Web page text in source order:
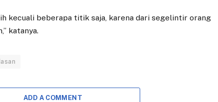
kecuali beberapa titik saja, karena dari segelintir orang
katanya.
ADD A COMMENT